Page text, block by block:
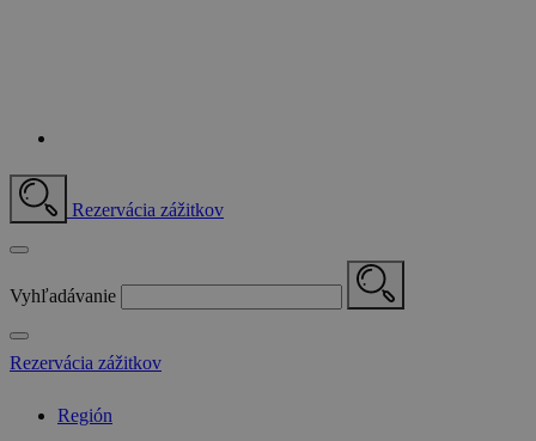
Rezervácia zážitkov
Vyhľadávanie
Rezervácia zážitkov
Región